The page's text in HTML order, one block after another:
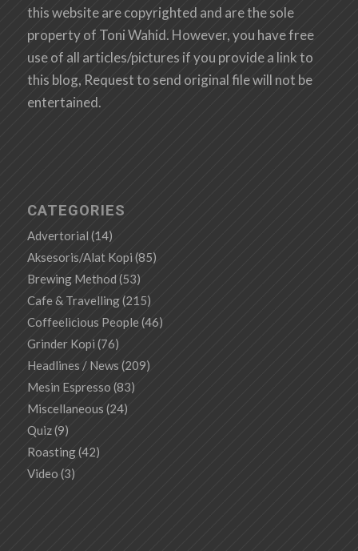
this website are copyrighted and are the sole
property of Toni Wahid. However, you have free
use of all articles/pictures if you provide a link to
this blog, Request to send original file will not be
entertained.
CATEGORIES
Advertorial (14)
Aksesoris/Alat Kopi (85)
Brewing Method (53)
Cafe & Travelling(215)
Coffeelicious People (46)
Grinder Kopi (76)
Headlines / News (209)
Mesin Espresso (83)
Miscellaneous (24)
Quiz(9)
Roasting(42)
Video (3)